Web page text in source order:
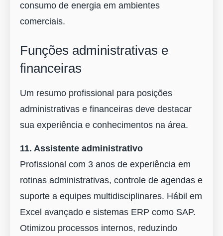
consumo de energia em ambientes
comerciais.
Funções administrativas e
financeiras
Um resumo profissional para posições
administrativas e financeiras deve destacar
sua experiência e conhecimentos na área.
11. Assistente administrativo
Profissional com 3 anos de experiência em
rotinas administrativas, controle de agendas e
suporte a equipes multidisciplinares. Hábil em
Excel avançado e sistemas ERP como SAP.
Otimizou processos internos, reduzindo